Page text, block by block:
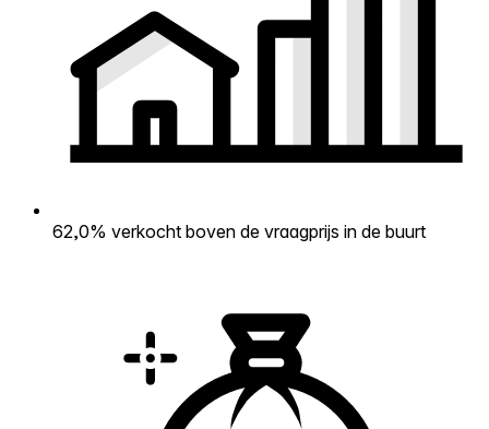
62,0% verkocht boven de vraagprijs in de buurt